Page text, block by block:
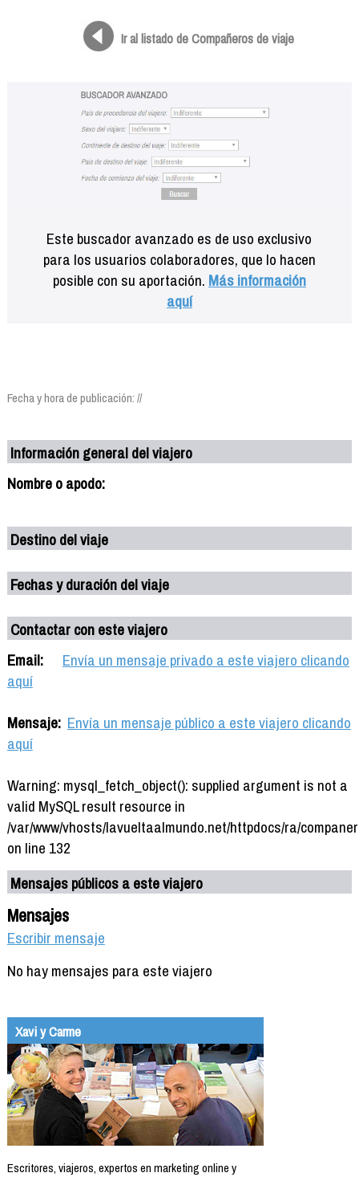
Ir al listado de Compañeros de viaje
Este buscador avanzado es de uso exclusivo
para los usuarios colaboradores, que lo hacen
posible con su aportación. Más información
aquí
Fecha y hora de publicación: //
Información general del viajero
Nombre o apodo:
Destino del viaje
Fechas y duración del viaje
Contactar con este viajero
Email:
Envía un mensaje privado a este viajero clicando
aquí
Mensaje: Envía un mensaje público a este viajero clicando
aquí
Warning: mysql_fetch_object(): supplied argument is not a
valid MySQL result resource in
/var/www/vhosts/lavueltaalmundo.net/httpdocs/ra/
on line 132
Mensajes públicos a este viajero
Mensajes
Escribir mensaje
No hay mensajes para este viajero
Xavi y Carme
Escritores, viajeros, expertos en marketing online y